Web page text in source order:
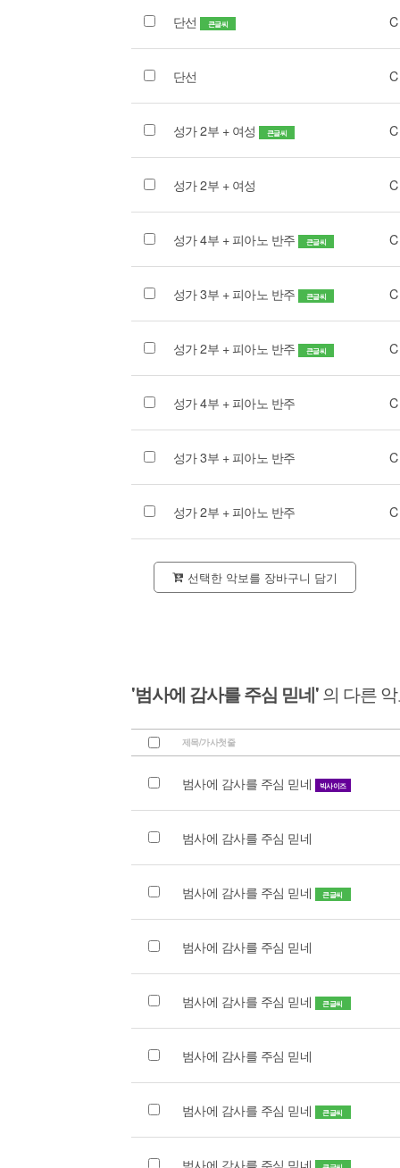
단선 큰글씨
단선
성가 2부 + 여성 큰글씨
성가 2부 + 여성
성가 4부 + 피아노 반주 큰글씨
성가 3부 + 피아노 반주 큰글씨
성가 2부 + 피아노 반주 큰글씨
성가 4부 + 피아노 반주
성가 3부 + 피아노 반주
성가 2부 + 피아노 반주
선택한 악보를 장바구니 담기
'범사에 감사를 주심 믿네'의 다른
제목/가사첫줄
범사에 감사를 주심 믿네 빅사이즈
범사에 감사를 주심 믿네
범사에 감사를 주심 믿네 큰글씨
범사에 감사를 주심 믿네
범사에 감사를 주심 믿네 큰글씨
범사에 감사를 주심 믿네
범사에 감사를 주심 믿네 큰글씨
범사에 감사를 주심 믿네